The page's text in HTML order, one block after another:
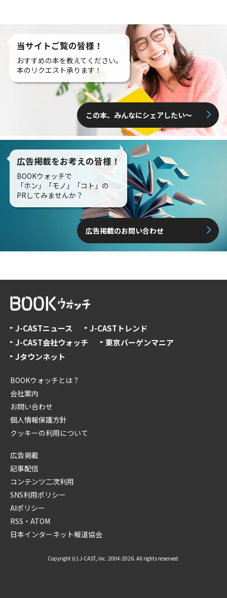
当サイトご覧の皆様！
おすすめの本を教えてください。
本のリクエスト承ります！
この本、みんなにシェアしたい〜
広告掲載をお考えの皆様！
BOOKウォッチで
「ホン」「モノ」「コト」の
PRしてみませんか？
広告掲載のお問い合わせ
J-CASTニュース
J-CASTトレンド
J-CAST会社ウォッチ
東京バーゲンマニア
Jタウンネット
BOOKウォッチとは？
会社案内
お問い合わせ
個人情報保護方針
クッキーの利用について
広告掲載
記事配信
コンテンツ二次利用
SNS利用ポリシー
AIポリシー
RSS・ATOM
日本インターネット報道協会
Copyright (c) J-CAST, Inc. 2004-2026. All rights reserved.